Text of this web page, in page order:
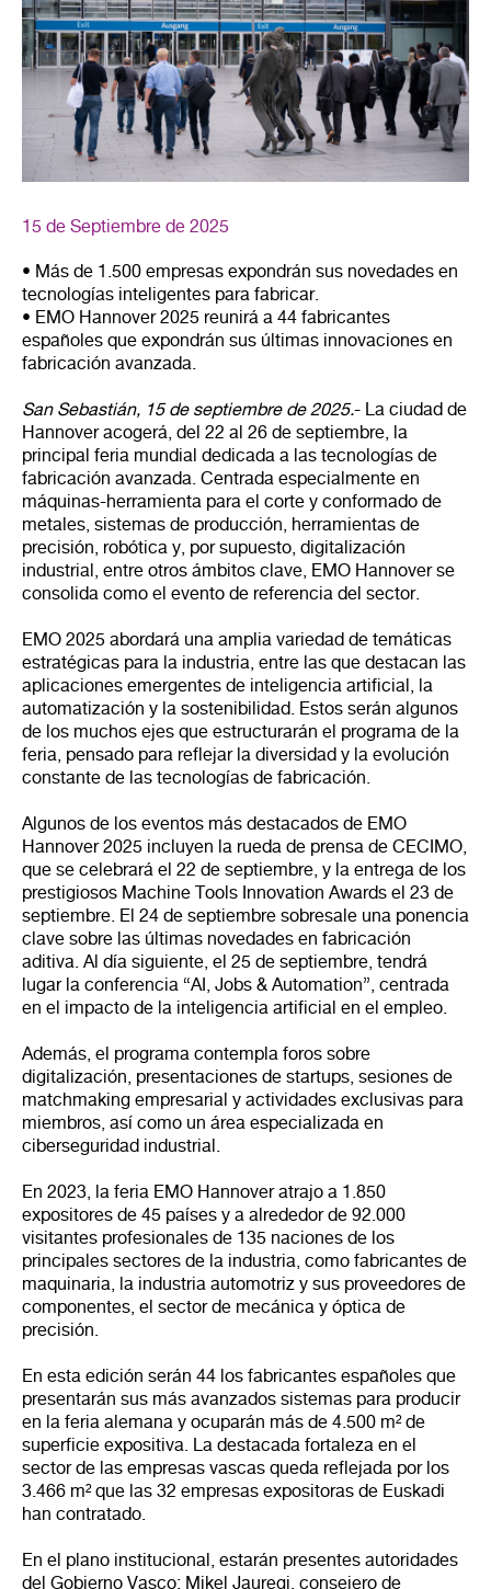
15 de Septiembre de 2025
• Más de 1.500 empresas expondrán sus novedades en
tecnologías inteligentes para fabricar.
• EMO Hannover 2025 reunirá a 44 fabricantes
españoles que expondrán sus últimas innovaciones en
fabricación avanzada.
San Sebastián, 15 de septiembre de 2025.- La ciudad de
Hannover acogerá, del 22 al 26 de septiembre, la
principal feria mundial dedicada a las tecnologías de
fabricación avanzada. Centrada especialmente en
máquinas-herramienta para el corte y conformado de
metales, sistemas de producción, herramientas de
precisión, robótica y, por supuesto, digitalización
industrial, entre otros ámbitos clave, EMO Hannover se
consolida como el evento de referencia del sector.
EMO 2025 abordará una amplia variedad de temáticas
estratégicas para la industria, entre las que destacan las
aplicaciones emergentes de inteligencia artificial, la
automatización y la sostenibilidad. Estos serán algunos
de los muchos ejes que estructurarán el programa de la
feria, pensado para reflejar la diversidad y la evolución
constante de las tecnologías de fabricación.
Algunos de los eventos más destacados de EMO
Hannover 2025 incluyen la rueda de prensa de CECIMO,
que se celebrará el 22 de septiembre, y la entrega de los
prestigiosos Machine Tools Innovation Awards el 23 de
septiembre. El 24 de septiembre sobresale una ponencia
clave sobre las últimas novedades en fabricación
aditiva. Al día siguiente, el 25 de septiembre, tendrá
lugar la conferencia “AI, Jobs & Automation”, centrada
en el impacto de la inteligencia artificial en el empleo.
Además, el programa contempla foros sobre
digitalización, presentaciones de startups, sesiones de
matchmaking empresarial y actividades exclusivas para
miembros, así como un área especializada en
ciberseguridad industrial.
En 2023, la feria EMO Hannover atrajo a 1.850
expositores de 45 países y a alrededor de 92.000
visitantes profesionales de 135 naciones de los
principales sectores de la industria, como fabricantes de
maquinaria, la industria automotriz y sus proveedores de
componentes, el sector de mecánica y óptica de
precisión.
En esta edición serán 44 los fabricantes españoles que
presentarán sus más avanzados sistemas para producir
en la feria alemana y ocuparán más de 4.500 m² de
superficie expositiva. La destacada fortaleza en el
sector de las empresas vascas queda reflejada por los
3.466 m² que las 32 empresas expositoras de Euskadi
han contratado.
En el plano institucional, estarán presentes autoridades
del Gobierno Vasco: Mikel Jauregi, consejero de